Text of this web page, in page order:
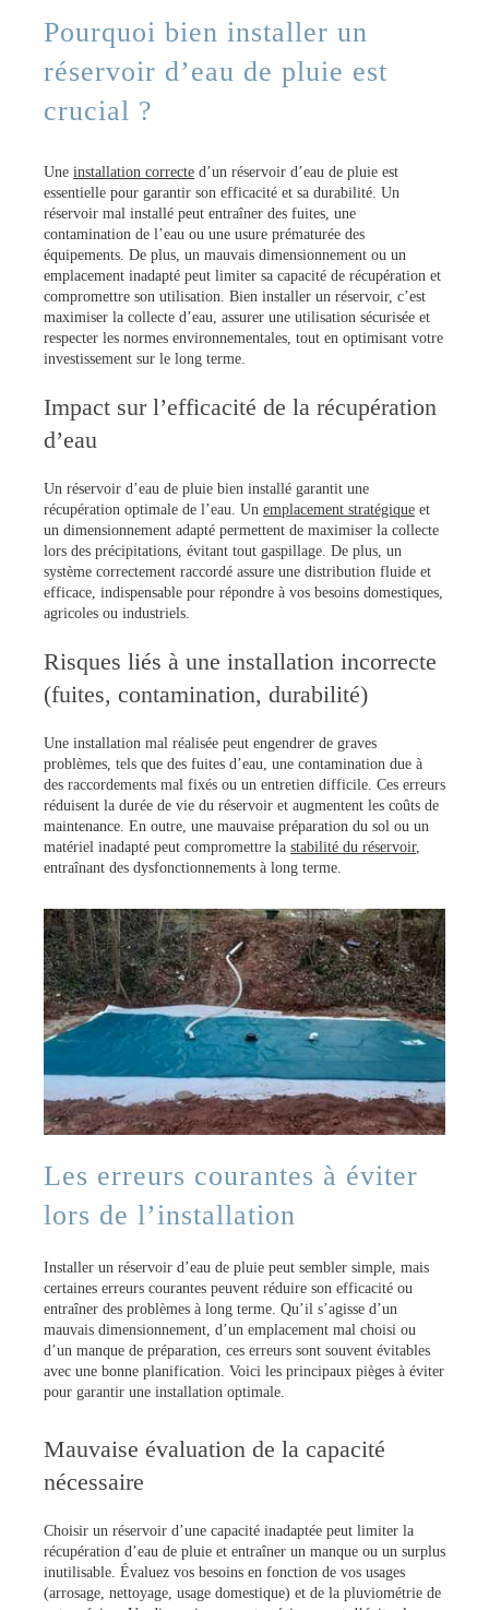
Pourquoi bien installer un
réservoir d’eau de pluie est
crucial ?
Une installation correcte d’un réservoir d’eau de pluie est
essentielle pour garantir son efficacité et sa durabilité. Un
réservoir mal installé peut entraîner des fuites, une
contamination de l’eau ou une usure prématurée des
équipements. De plus, un mauvais dimensionnement ou un
emplacement inadapté peut limiter sa capacité de récupération et
compromettre son utilisation. Bien installer un réservoir, c’est
maximiser la collecte d’eau, assurer une utilisation sécurisée et
respecter les normes environnementales, tout en optimisant votre
investissement sur le long terme.
Impact sur l’efficacité de la récupération
d’eau
Un réservoir d’eau de pluie bien installé garantit une
récupération optimale de l’eau. Un emplacement stratégique et
un dimensionnement adapté permettent de maximiser la collecte
lors des précipitations, évitant tout gaspillage. De plus, un
système correctement raccordé assure une distribution fluide et
efficace, indispensable pour répondre à vos besoins domestiques,
agricoles ou industriels.
Risques liés à une installation incorrecte
(fuites, contamination, durabilité)
Une installation mal réalisée peut engendrer de graves
problèmes, tels que des fuites d’eau, une contamination due à
des raccordements mal fixés ou un entretien difficile. Ces erreurs
réduisent la durée de vie du réservoir et augmentent les coûts de
maintenance. En outre, une mauvaise préparation du sol ou un
matériel inadapté peut compromettre la stabilité du réservoir,
entraînant des dysfonctionnements à long terme.
Les erreurs courantes à éviter
lors de l’installation
Installer un réservoir d’eau de pluie peut sembler simple, mais
certaines erreurs courantes peuvent réduire son efficacité ou
entraîner des problèmes à long terme. Qu’il s’agisse d’un
mauvais dimensionnement, d’un emplacement mal choisi ou
d’un manque de préparation, ces erreurs sont souvent évitables
avec une bonne planification. Voici les principaux pièges à éviter
pour garantir une installation optimale.
Mauvaise évaluation de la capacité
nécessaire
Choisir un réservoir d’une capacité inadaptée peut limiter la
récupération d’eau de pluie et entraîner un manque ou un surplus
inutilisable. Évaluez vos besoins en fonction de vos usages
(arrosage, nettoyage, usage domestique) et de la pluviométrie de